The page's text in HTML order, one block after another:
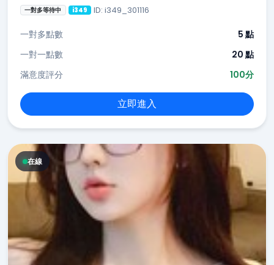
一對多等待中 i349 ID: i349_301116
一對多點數
5 點
一對一點數
20 點
滿意度評分
100分
立即進入
在線